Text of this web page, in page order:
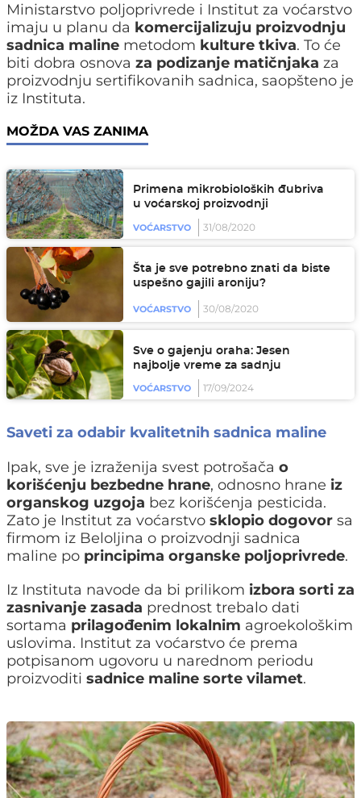
Ministarstvo poljoprivrede i Institut za voćarstvo
imaju u planu da komercijalizuju proizvodnju
sadnica maline metodom kulture tkiva. To će
biti dobra osnova za podizanje matičnjaka za
proizvodnju sertifikovanih sadnica, saopšteno je
iz Instituta.
MOŽDA VAS ZANIMA
Primena mikrobioloških đubriva
u voćarskoj proizvodnji
VOĆARSTVO 31/08/2020
Šta je sve potrebno znati da biste
uspešno gajili aroniju?
VOĆARSTVO 30/08/2020
Sve o gajenju oraha: Jesen
najbolje vreme za sadnju
VOĆARSTVO 17/09/2024
Saveti za odabir kvalitetnih sadnica maline
Ipak, sve je izraženija svest potrošača o
korišćenju bezbedne hrane, odnosno hrane iz
organskog uzgoja bez korišćenja pesticida.
Zato je Institut za voćarstvo sklopio dogovor sa
firmom iz Beloljina o proizvodnji sadnica
maline po principima organske poljoprivrede.
Iz Instituta navode da bi prilikom izbora sorti za
zasnivanje zasada prednost trebalo dati
sortama prilagođenim lokalnim agroekološkim
uslovima. Institut za voćarstvo će prema
potpisanom ugovoru u narednom periodu
proizvoditi sadnice maline sorte vilamet.